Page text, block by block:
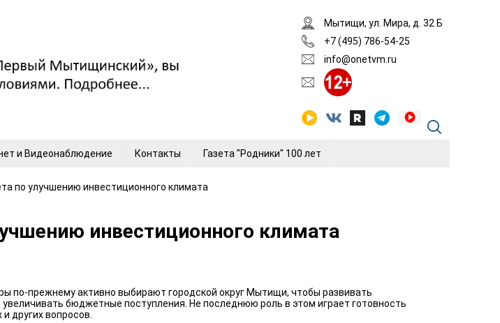
Мытищи, ул. Мира, д. 32 Б
+7 (495) 786-54-25
info@onetvm.ru
и Видеонаблюдение Контакты Газета "Родники" 100 лет
по улучшению инвестиционного климата
инвестиционного климата
по-прежнему активно выбирают городской округ Мытищи, чтобы развивать
бюджетные поступления. Не последнюю роль в этом играет готовность
других вопросов.